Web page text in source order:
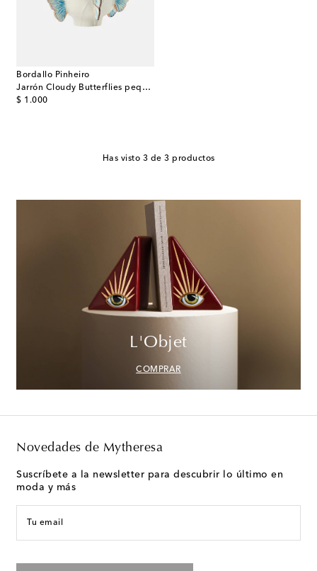
Bordallo Pinheiro
Jarrón Cloudy Butterflies pequeño de Claudia Schiffer
$ 1.000
original price
Has visto 3 de 3 productos
L'Objet
COMPRAR
Novedades de Mytheresa
Suscríbete a la newsletter para descubrir lo último en
moda y más
Tu email